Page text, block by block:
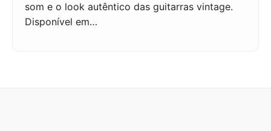
som e o look autêntico das guitarras vintage.
Disponível em…